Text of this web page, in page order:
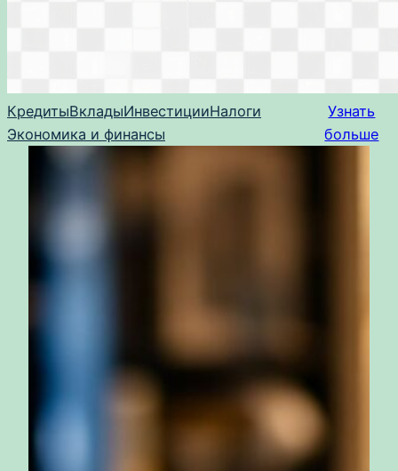
КредитыВкладыИнвестицииНалоги
Экономика и финансы
Узнать
больше